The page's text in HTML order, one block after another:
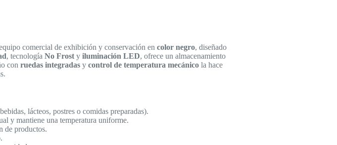
comercial de exhibición y conservación en color negro, diseñado
, tecnología No Frosty iluminación LED, ofrece un almacenamiento
con ruedas integradasy control de temperatura mecánicola hace
lácteos, postres o comidas preparadas).
y mantiene una temperatura uniforme.
de productos.